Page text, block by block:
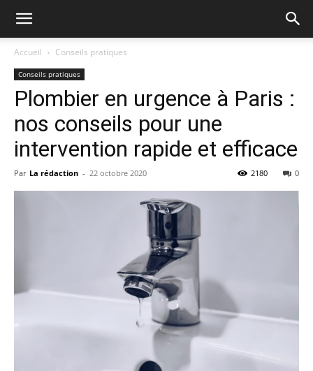
Accueil Conseils pratiques
Conseils pratiques
Plombier en urgence à Paris :
nos conseils pour une
intervention rapide et efficace
Par La rédaction - 22 octobre 2020 0
2180